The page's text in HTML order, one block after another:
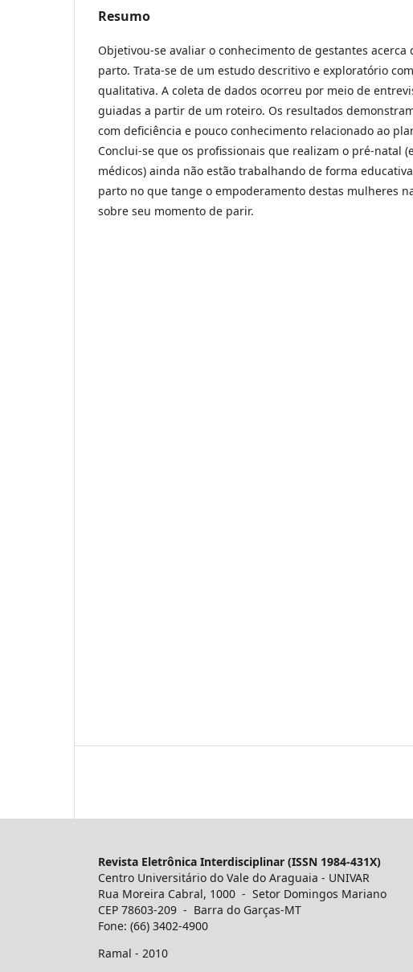
Resumo
Objetivou-se avaliar o conhecimento de gestantes acerca
parto. Trata-se de um estudo descritivo e exploratório
qualitativa. A coleta de dados ocorreu por meio de
guiadas a partir de um roteiro. Os resultados
com deficiência e pouco conhecimento relacionado ao
Conclui-se que os profissionais que realizam o pré-natal
médicos) ainda não estão trabalhando de forma
parto no que tange o empoderamento destas mulheres
sobre seu momento de parir.
Revista Eletrônica Interdisciplinar (ISSN 1984-431X)
Centro Universitário do Vale do Araguaia - UNIVAR
Rua Moreira Cabral, 1000 - Setor Domingos Mariano
CEP 78603-209 - Barra do Garças-MT
Fone: (66) 3402-4900
Ramal - 2010